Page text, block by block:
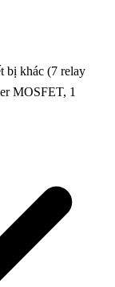
bị khác (7 relay
MOSFET, 1